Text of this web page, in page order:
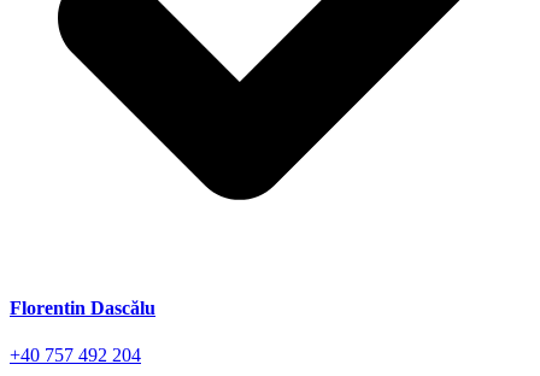
Florentin Dascălu
+40 757 492 204